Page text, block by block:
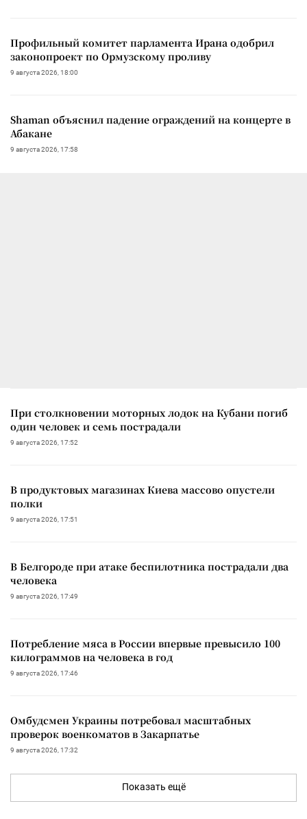
Профильный комитет парламента Ирана одобрил
законопроект по Ормузскому проливу
9 августа 2026, 18:00
Shaman объяснил падение ограждений на концерте в
Абакане
9 августа 2026, 17:58
При столкновении моторных лодок на Кубани погиб
один человек и семь пострадали
9 августа 2026, 17:52
В продуктовых магазинах Киева массово опустели
полки
9 августа 2026, 17:51
В Белгороде при атаке беспилотника пострадали два
человека
9 августа 2026, 17:49
Потребление мяса в России впервые превысило 100
килограммов на человека в год
9 августа 2026, 17:46
Омбудсмен Украины потребовал масштабных
проверок военкоматов в Закарпатье
9 августа 2026, 17:32
Показать ещё